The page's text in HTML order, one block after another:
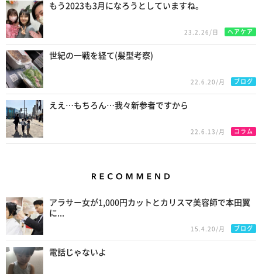
もう2023も3月になろうとしていますね。
23.2.26/日 ヘアケア
世紀の一戦を経て(髪型考察)
22.6.20/月 ブログ
ええ…もちろん…我々新参者ですから
22.6.13/月 コラム
アラサー女が1,000円カットとカリスマ美容師で本田翼
に...
15.4.20/月 ブログ
電話じゃないよ